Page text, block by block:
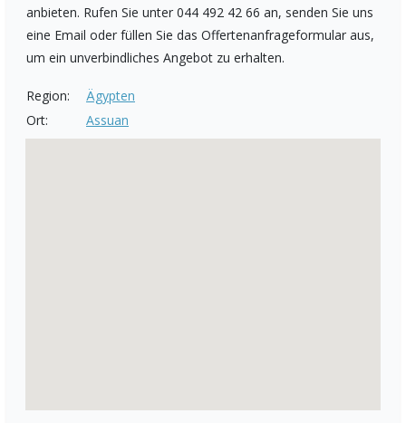
anbieten. Rufen Sie unter 044 492 42 66 an, senden Sie uns
eine Email oder füllen Sie das Offertenanfrageformular aus,
um ein unverbindliches Angebot zu erhalten.
Region:
Ägypten
Ort:
Assuan